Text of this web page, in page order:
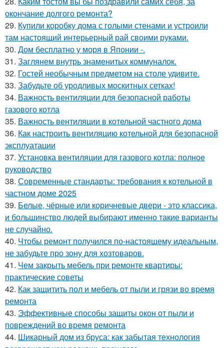
окончание долгого ремонта?
29. Купили коробку дома с голыми стенами и устроили
там настоящий интерьерный рай своими руками.
30. Дом бесплатно у моря в Японии -.
31. Заглянем внутрь знаменитых коммуналок.
32. Гостей необычным предметом на столе удивите.
33. Забудьте об уродливых москитных сетках!
34. Важность вентиляции для безопасной работы
газового котла
35. Важность вентиляции в котельной частного дома
36. Как настроить вентиляцию котельной для безопасной
эксплуатации
37. Установка вентиляции для газового котла: полное
руководство
38. Современные стандарты: требования к котельной в
частном доме 2025
39. Белые, чёрные или коричневые двери - это классика,
и большинство людей выбирают именно такие варианты
не случайно.
40. Чтобы ремонт получился по-настоящему идеальным,
не забудьте про зону для хозтоваров.
41. Чем закрыть мебель при ремонте квартиры:
практические советы
42. Как защитить пол и мебель от пыли и грязи во время
ремонта
43. Эффективные способы защиты окон от пыли и
повреждений во время ремонта
44. Шикарный дом из бруса: как забытая технология